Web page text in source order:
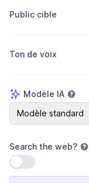
Public cible
Ton de voix
Modèle IA
Modèle IA
Modèle standard
Search the web?
Utiliser le paramètre